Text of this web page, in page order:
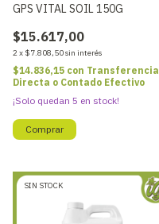
GPS VITAL SOIL 150G
$15.617,00
2x $7.808,50sin interés
$14.836,15 con Transferencia
Directa o Contado Efectivo
¡Solo quedan 5 en stock!
SIN STOCK